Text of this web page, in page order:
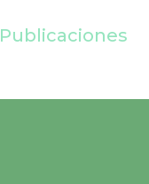
Publicaciones